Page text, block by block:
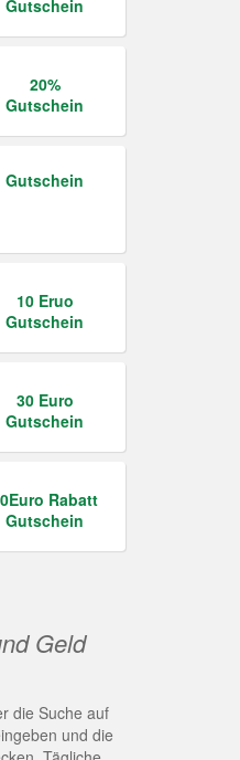
Gutschein
20%
Gutschein
Gutschein
10 Eruo
Gutschein
30 Euro
Gutschein
Rabatt
Gutschein
Geld
die Suche auf
und die